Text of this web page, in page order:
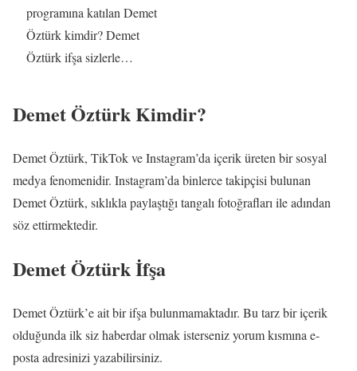
programına katılan Demet
Öztürk kimdir? Demet
Öztürk ifşa sizlerle…
Demet Öztürk Kimdir?
Demet Öztürk, TikTok ve Instagram’da içerik üreten bir sosyal
medya fenomenidir. Instagram’da binlerce takipçisi bulunan
Demet Öztürk, sıklıkla paylaştığı tangalı fotoğrafları ile adından
söz ettirmektedir.
Demet Öztürk İfşa
Demet Öztürk’e ait bir ifşa bulunmamaktadır. Bu tarz bir içerik
olduğunda ilk siz haberdar olmak isterseniz yorum kısmına e-
posta adresinizi yazabilirsiniz.